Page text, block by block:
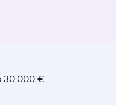
30.000 €